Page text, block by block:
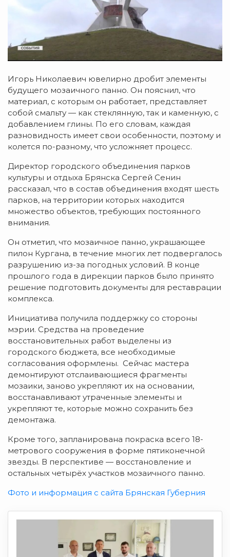
Игорь Николаевич ювелирно дробит элементы
будущего мозаичного панно. Он пояснил, что
материал, с которым он работает, представляет
собой смальту — как стеклянную, так и каменную, с
добавлением глины. По его словам, каждая
разновидность имеет свои особенности, поэтому и
колется по-разному, что усложняет процесс.
Директор городского объединения парков
культуры и отдыха Брянска Сергей Сенин
рассказал, что в состав объединения входят шесть
парков, на территории которых находится
множество объектов, требующих постоянного
внимания.
Он отметил, что мозаичное панно, украшающее
пилон Кургана, в течение многих лет подвергалось
разрушению из-за погодных условий. В конце
прошлого года в дирекции парков было принято
решение подготовить документы для реставрации
комплекса.
Инициатива получила поддержку со стороны
мэрии. Средства на проведение
восстановительных работ выделены из
городского бюджета, все необходимые
согласования оформлены. Сейчас мастера
демонтируют отслаивающиеся фрагменты
мозаики, заново укрепляют их на основании,
восстанавливают утраченные элементы и
укрепляют те, которые можно сохранить без
демонтажа.
Кроме того, запланирована покраска всего 18-
метрового сооружения в форме пятиконечной
звезды. В перспективе — восстановление и
остальных четырёх участков мозаичного панно.
Фото и информация с сайта Брянская Губерния